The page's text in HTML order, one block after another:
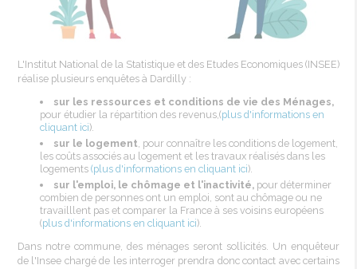
L'Institut National de la Statistique et des Etudes Economiques (INSEE)
réalise plusieurs enquêtes à Dardilly :
sur les ressources et conditions de vie des Ménages,
pour étudier la répartition des revenus,(plus d'informations en
cliquant ici).
sur le logement, pour connaître les conditions de logement,
les coûts associés au logement et les travaux réalisés dans les
logements(plus d'informations en cliquant ici).
sur l'emploi, le chômage et l'inactivité, pour déterminer
combien de personnes ont un emploi, sont au chômage ou ne
travailllent pas et comparer la France à ses voisins européens
(plus d'informations en cliquant ici).
Dans notre commune, des ménages seront sollicités. Un enquêteur
de l'Insee chargé de les interroger prendra donc contact avec certains